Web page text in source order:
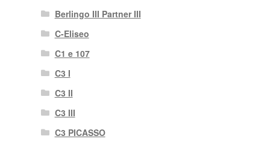
Berlingo III Partner III
C-Eliseo
C1 e 107
C3 I
C3 II
C3 III
C3 PICASSO